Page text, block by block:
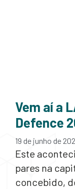
Vem aí a
Defence
19 de junho de
Este
pares na
concebido,